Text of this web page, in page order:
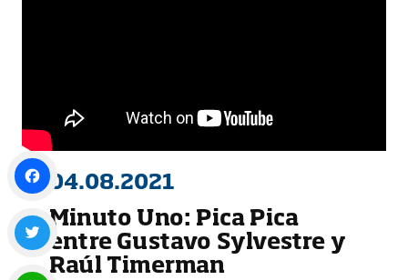
04.08.2021
Minuto Uno: Pica Pica
entre Gustavo Sylvestre y
Raúl Timerman
Facebook
Twitter